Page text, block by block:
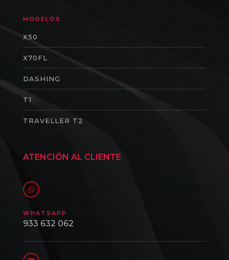
MODELOS
X50
X70FL
DASHING
T1
TRAVELLER T2
ATENCIÓN AL CLIENTE
WHATSAPP
933 632 062